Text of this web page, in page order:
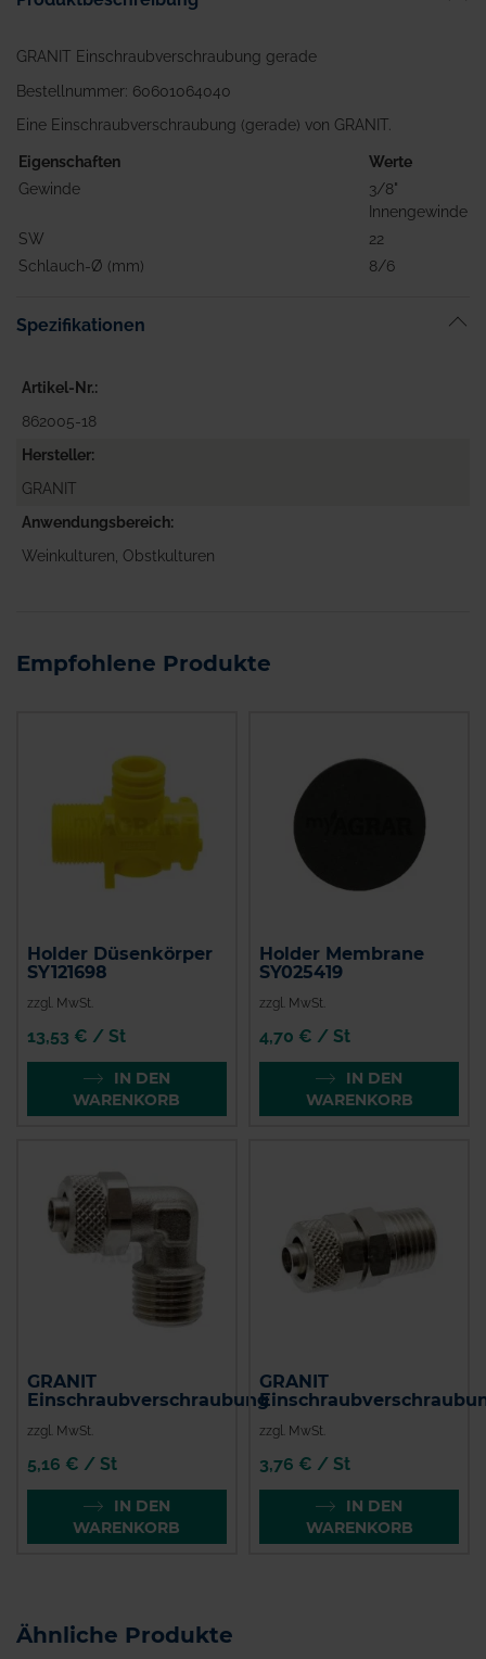
GRANIT Einschraubverschraubung gerade
Bestellnummer: 60601064040
Eine Einschraubverschraubung (gerade) von GRANIT.
Eigenschaften
Werte
Gewinde
3/8"
Innengewinde
SW
22
Schlauch-Ø (mm)
8/6
Spezifikationen
Artikel-Nr.
862005-18
Hersteller
GRANIT
Anwendungsbereich
Weinkulturen, Obstkulturen
Empfohlene Produkte
Holder Düsenkörper
SY121698
zzgl. MwSt.
13,53 € / St
IN DEN
WARENKORB
Holder Membrane
SY025419
zzgl. MwSt.
4,70 € / St
IN DEN
WARENKORB
GRANIT
Einschraubverschraubung
zzgl. MwSt.
5,16 € / St
IN DEN
WARENKORB
GRANIT
zzgl. MwSt.
3,76 € / St
IN DEN
WARENKORB
Ähnliche Produkte